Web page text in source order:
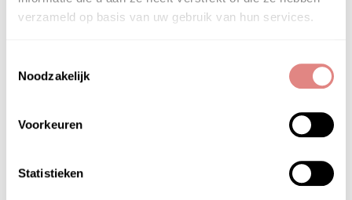
verzameld op basis van uw gebruik van hun services.
Noodzakelijk
Voorkeuren
Statistieken
Forlle’d Hyolagy AC Spot Essence